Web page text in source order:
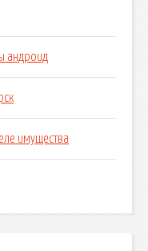
андроид
имущества